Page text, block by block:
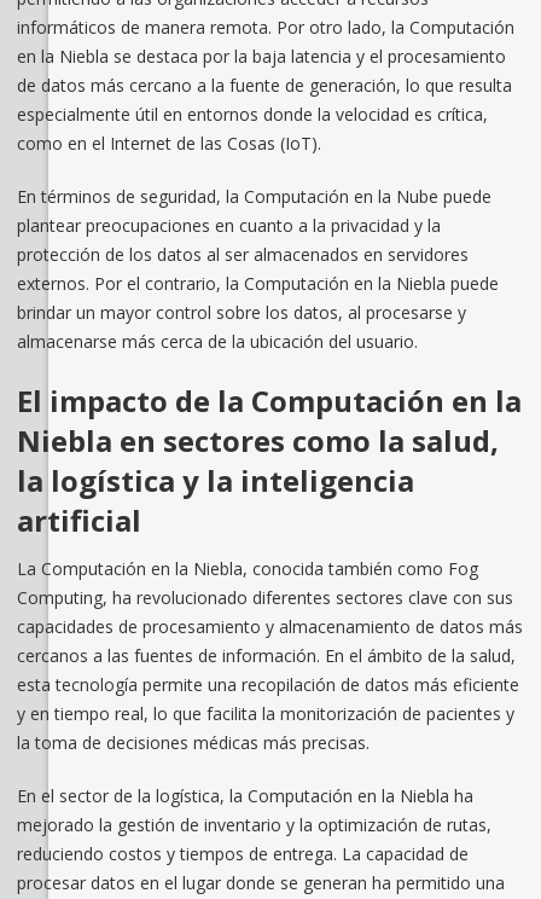
informáticos de manera remota. Por otro lado, la Computación
en la Niebla se destaca por la baja latencia y el procesamiento
de datos más cercano a la fuente de generación, lo que resulta
especialmente útil en entornos donde la velocidad es crítica,
como en el Internet de las Cosas (IoT).
En términos de seguridad, la Computación en la Nube puede
plantear preocupaciones en cuanto a la privacidad y la
protección de los datos al ser almacenados en servidores
externos. Por el contrario, la Computación en la Niebla puede
brindar un mayor control sobre los datos, al procesarse y
almacenarse más cerca de la ubicación del usuario.
El impacto de la Computación en la
Niebla en sectores como la salud,
la logística y la inteligencia
artificial
La Computación en la Niebla, conocida también como Fog
Computing, ha revolucionado diferentes sectores clave con sus
capacidades de procesamiento y almacenamiento de datos más
cercanos a las fuentes de información. En el ámbito de la salud,
esta tecnología permite una recopilación de datos más eficiente
y en tiempo real, lo que facilita la monitorización de pacientes y
la toma de decisiones médicas más precisas.
En el sector de la logística, la Computación en la Niebla ha
mejorado la gestión de inventario y la optimización de rutas,
reduciendo costos y tiempos de entrega. La capacidad de
procesar datos en el lugar donde se generan ha permitido una